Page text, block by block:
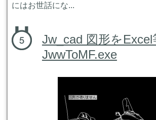
にはお世話にな...
Jw_cad 図形を
JwwToMF.exe